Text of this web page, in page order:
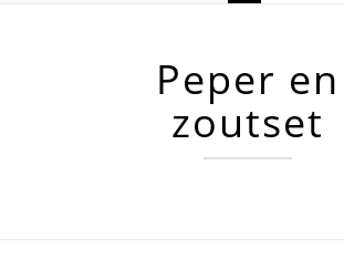
Peper en
zoutset